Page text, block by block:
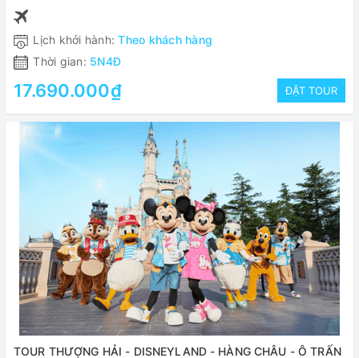
Lịch khởi hành:Theo khách hàng
Thời gian: 5N4Đ
17.690.000₫ ĐẶT TOUR
TOUR THƯỢNG HẢI - DISNEYLAND - HÀNG CHÂU - Ô TRẤN